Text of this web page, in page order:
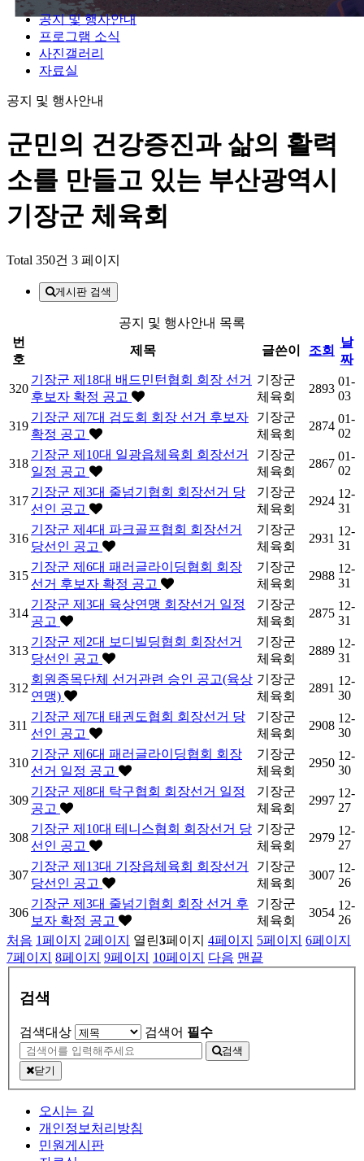
공지 및 행사안내
프로그램 소식
사진갤러리
자료실
공지 및 행사안내
군민의 건강증진과 삶의 활력
소를 만들고 있는 부산광역시
기장군 체육회
Total 350건 3 페이지
게시판 검색
공지 및 행사안내 목록
번
호
제목 글쓴이 조회
날
짜
320
기장군 제18대 배드민턴협회 회장 선거
후보자 확정 공고
기장군
체육회
2893
01-
03
319
기장군 제7대 검도회 회장 선거 후보자
확정 공고
기장군
체육회
2874
01-
02
318
기장군 제10대 일광읍체육회 회장선거
일정 공고
기장군
체육회
2867
01-
02
317
기장군 제3대 줄넘기협회 회장선거 당
선인 공고
기장군
체육회
2924
12-
31
316
기장군 제4대 파크골프협회 회장선거
당선인 공고
기장군
체육회
2931
12-
31
315
기장군 제6대 패러글라이딩협회 회장
선거 후보자 확정 공고
기장군
체육회
2988
12-
31
314
기장군 제3대 육상연맹 회장선거 일정
공고
기장군
체육회
2875
12-
31
313
기장군 제2대 보디빌딩협회 회장선거
당선인 공고
기장군
체육회
2889
12-
31
312
회원종목단체 선거관련 승인 공고(육상
연맹)
기장군
체육회
2891
12-
30
311
기장군 제7대 태권도협회 회장선거 당
선인 공고
기장군
체육회
2908
12-
30
310
기장군 제6대 패러글라이딩협회 회장
선거 일정 공고
기장군
체육회
2950
12-
30
309
기장군 제8대 탁구협회 회장선거 일정
공고
기장군
체육회
2997
12-
27
308
기장군 제10대 테니스협회 회장선거 당
선인 공고
기장군
체육회
2979
12-
27
307
기장군 제13대 기장읍체육회 회장선거
당선인 공고
기장군
체육회
3007
12-
26
306
기장군 제3대 줄넘기협회 회장 선거 후
보자 확정 공고
기장군
체육회
3054
12-
26
처음 1페이지 2페이지 열린3페이지 4페이지 5페이지 6페이지
7페이지 8페이지 9페이지 10페이지 다음 맨끝
검색
검색대상 검색어 필수
검색
닫기
오시는 길
개인정보처리방침
민원게시판